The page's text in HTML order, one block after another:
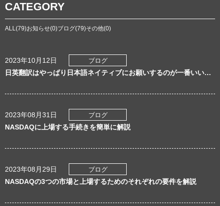
CATEGORY
ALL(79)お知らせ(0)ブログ(79)その他(0)
2023年10月12日 ブログ
日英翻訳はやっぱり日本語ネイティブにお願いするのが一番いい！？
2023年08月31日 ブログ
NASDAQに上場する手続きを簡単に解説
2023年08月29日 ブログ
NASDAQの3つの市場と上場するためのそれぞれの要件を解説